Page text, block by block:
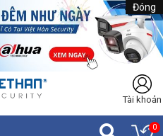
Đóng
Tài khoản
0